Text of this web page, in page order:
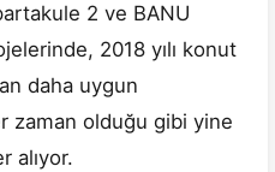
2 ve BANU
2018 yılı konut
daha uygun
zaman olduğu gibi yine
alıyor.